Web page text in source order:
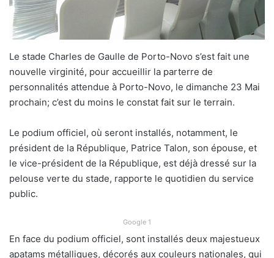
Le stade Charles de Gaulle de Porto-Novo s’est fait une
nouvelle virginité, pour accueillir la parterre de
personnalités attendue à Porto-Novo, le dimanche 23 Mai
prochain; c’est du moins le constat fait sur le terrain.
Le podium officiel, où seront installés, notamment, le
président de la République, Patrice Talon, son épouse, et
le vice-président de la République, est déjà dressé sur la
pelouse verte du stade, rapporte le quotidien du service
public.
Google 1
En face du podium officiel, sont installés deux majestueux
apatams métalliques, décorés aux couleurs nationales, qui